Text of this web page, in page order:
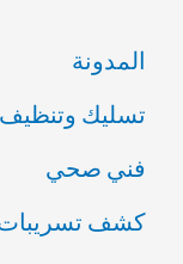
المدونة
تسليك
فني صحي
كشف تسريبات